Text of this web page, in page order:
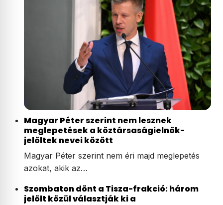
Magyar Péter szerint nem lesznek
meglepetések a köztársaságielnök-
jelöltek nevei között
Magyar Péter szerint nem éri majd meglepetés
azokat, akik az…
Szombaton dönt a Tisza-frakció: három
jelölt közül választják ki a